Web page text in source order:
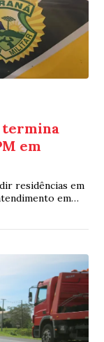
termina
em
residências em
em